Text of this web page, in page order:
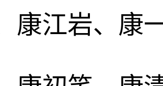
康江岩、康